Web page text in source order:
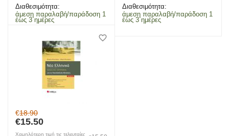
Διαθεσιμότητα:
άμεση παραλαβή/παράδοση 1
έως 3 ημέρες
Διαθεσιμότητα:
άμεση παραλαβή/παράδοση 1
έως 3 ημέρες
€18.90
€15.50
Χαμηλότερη τιμή τις τελευταίες